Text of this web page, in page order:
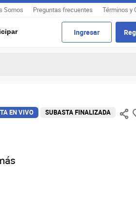
Somos Preguntas frecuentes Términos y
Ingresar
EN VIVO SUBASTA FINALIZADA